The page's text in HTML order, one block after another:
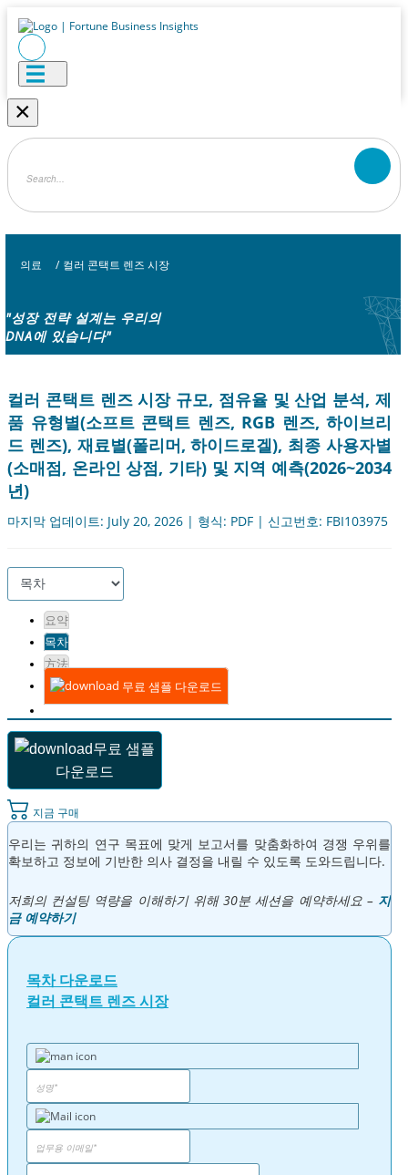
×
의료 / 컬러 콘택트 렌즈 시장
"성장 전략 설계는 우리의
DNA에 있습니다"
컬러 콘택트 렌즈 시장 규모, 점유율 및 산업 분석, 제
품 유형별(소프트 콘택트 렌즈, RGB 렌즈, 하이브리
드 렌즈), 재료별(폴리머, 하이드로겔), 최종 사용자별
(소매점, 온라인 상점, 기타) 및 지역 예측(2026~2034
년)
마지막 업데이트: July 20, 2026 | 형식: PDF | 신고번호: FBI103975
요약
목차
方法
무료 샘플 다운로드
무료 샘플
다운로드
지금 구매
우리는 귀하의 연구 목표에 맞게 보고서를 맞춤화하여 경쟁 우위를
확보하고 정보에 기반한 의사 결정을 내릴 수 있도록 도와드립니다.
저희의 컨설팅 역량을 이해하기 위해 30분 세션을 예약하세요 – 지
금 예약하기
목차 다운로드
컬러 콘택트 렌즈 시장